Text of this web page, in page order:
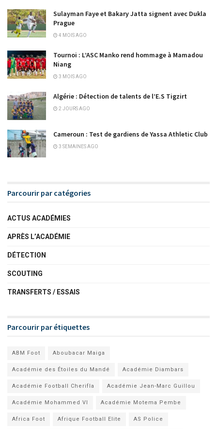
Sulayman Faye et Bakary Jatta signent avec Dukla
Prague
4 MOIS AGO
Tournoi : L’ASC Manko rend hommage à Mamadou
Niang
3 MOIS AGO
Algérie : Détection de talents de l’E.S Tigzirt
2 JOURS AGO
Cameroun : Test de gardiens de Yassa Athletic Club
3 SEMAINES AGO
Parcourir par catégories
ACTUS ACADÉMIES
APRÈS L’ACADÉMIE
DÉTECTION
SCOUTING
TRANSFERTS / ESSAIS
Parcourir par étiquettes
ABM Foot Aboubacar Maiga
Académie des Étoiles du Mandé Académie Diambars
Académie Football Cherifla Académie Jean-Marc Guillou
Académie Mohammed VI Académie Motema Pembe
Africa Foot Afrique Football Elite AS Police